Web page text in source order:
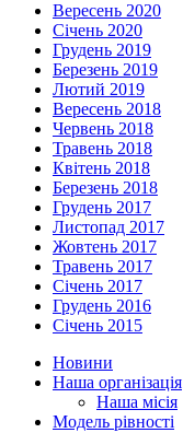
Вересень 2020
Січень 2020
Грудень 2019
Березень 2019
Лютий 2019
Вересень 2018
Червень 2018
Травень 2018
Квітень 2018
Березень 2018
Грудень 2017
Листопад 2017
Жовтень 2017
Травень 2017
Січень 2017
Грудень 2016
Січень 2015
Новини
Наша організація
Наша місія
Модель рівності